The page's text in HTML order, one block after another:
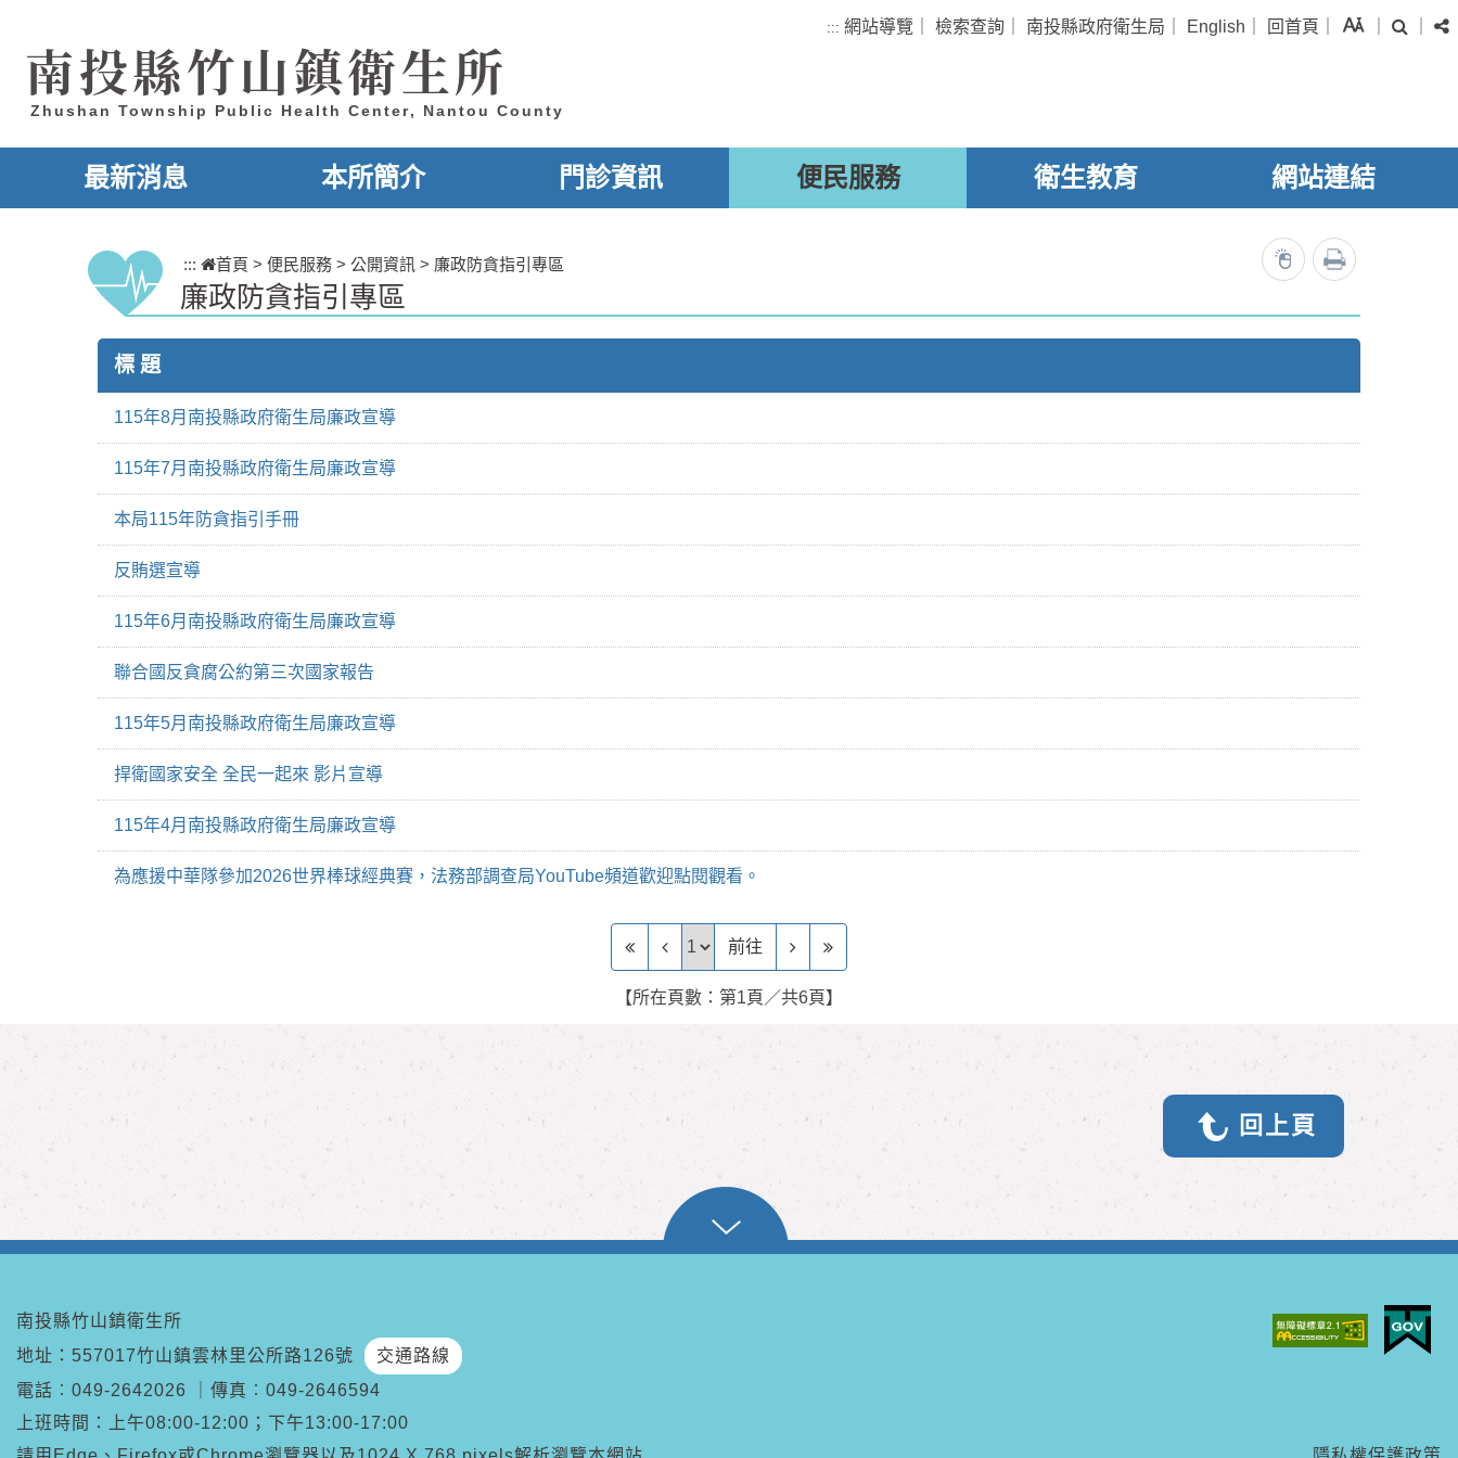
南投縣竹山鎮衛生所
Zhushan Township Public Health Center, Nantou County
::: 網站導覽 檢索查詢 南投縣政府衛生局 English 回首頁 字級 搜尋
最新消息 本所簡介 門診資訊 便民服務 衛生教育 網站連結
::: 首頁 > 便民服務 > 公開資訊 > 廉政防貪指引專區
廉政防貪指引專區
標 題
115年8月南投縣政府衛生局廉政宣導
115年7月南投縣政府衛生局廉政宣導
本局115年防貪指引手冊
反賄選宣導
115年6月南投縣政府衛生局廉政宣導
聯合國反貪腐公約第三次國家報告
115年5月南投縣政府衛生局廉政宣導
捍衛國家安全 全民一起來 影片宣導
115年4月南投縣政府衛生局廉政宣導
為應援中華隊參加2026世界棒球經典賽，法務部調查局YouTube頻道歡迎點閱觀看。
前往頁前往
【所在頁數：第1頁／共6頁】
回上頁
南投縣竹山鎮衛生所
地址：557017竹山鎮雲林里公所路126號
交通路線
電話︰ 049-2642026 傳真︰ 049-2646594
上班時間：上午08:00-12:00；下午13:00-17:00